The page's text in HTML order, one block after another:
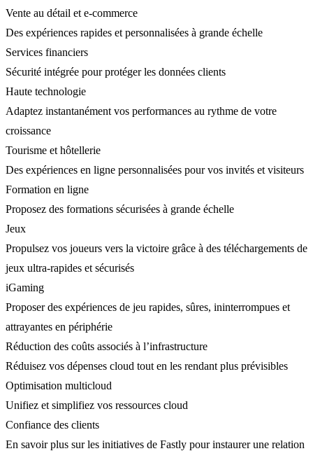
Vente au détail et e-commerce
Des expériences rapides et personnalisées à grande échelle
Services financiers
Sécurité intégrée pour protéger les données clients
Haute technologie
Adaptez instantanément vos performances au rythme de votre
croissance
Tourisme et hôtellerie
Des expériences en ligne personnalisées pour vos invités et visiteurs
Formation en ligne
Proposez des formations sécurisées à grande échelle
Jeux
Propulsez vos joueurs vers la victoire grâce à des téléchargements de
jeux ultra-rapides et sécurisés
iGaming
Proposer des expériences de jeu rapides, sûres, ininterrompues et
attrayantes en périphérie
Réduction des coûts associés à l’infrastructure
Réduisez vos dépenses cloud tout en les rendant plus prévisibles
Optimisation multicloud
Unifiez et simplifiez vos ressources cloud
Confiance des clients
En savoir plus sur les initiatives de Fastly pour instaurer une relation